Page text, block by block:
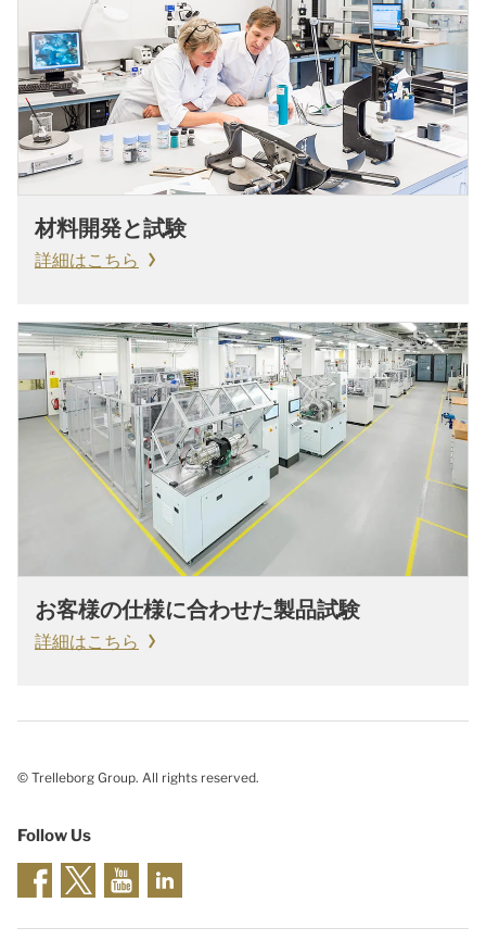
材料開発と試験
詳細はこちら
お客様の仕様に合わせた製品試験
詳細はこちら
© Trelleborg Group. All rights reserved.
Follow Us